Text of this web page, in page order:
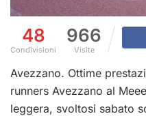
48
Condivisioni
966
Visite
Avezzano. Ottime
runners Avezzano al
leggera, svoltosi sabato